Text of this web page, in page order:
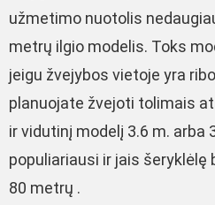
užmetimo nuotolis
metrų ilgio modelis. Toks
jeigu žvejybos vietoje yra
planuojate žvejoti tolimais
ir vidutinį modelį 3.6 m. arba
populiariausi ir jais
80 metrų .